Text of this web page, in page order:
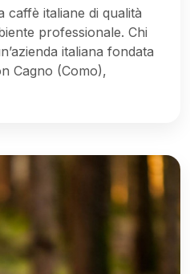
caffè italiane di qualità
professionale. Chi
italiana fondata
Cagno (Como),